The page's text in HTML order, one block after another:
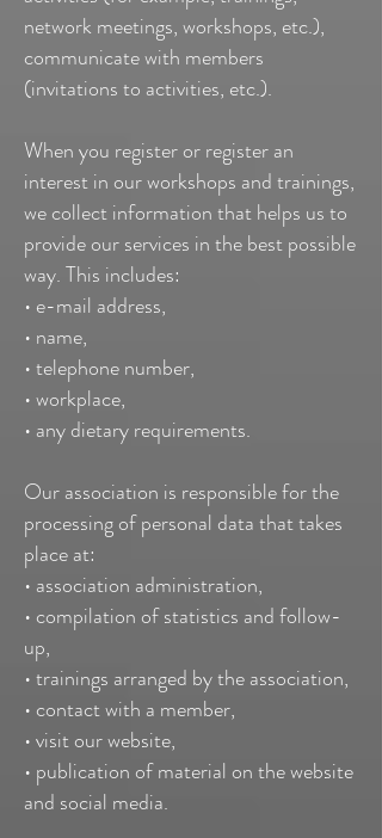
network meetings, workshops, etc.),
communicate with members
(invitations to activities, etc.).
When you register or register an
interest in our workshops and trainings,
we collect information that helps us to
provide our services in the best possible
way. This includes:
• e-mail address,
• name,
• telephone number,
• workplace,
• any dietary requirements.
Our association is responsible for the
processing of personal data that takes
place at:
• association administration,
• compilation of statistics and follow-
up,
• trainings arranged by the association,
• contact with a member,
• visit our website,
• publication of material on the website
and social media.